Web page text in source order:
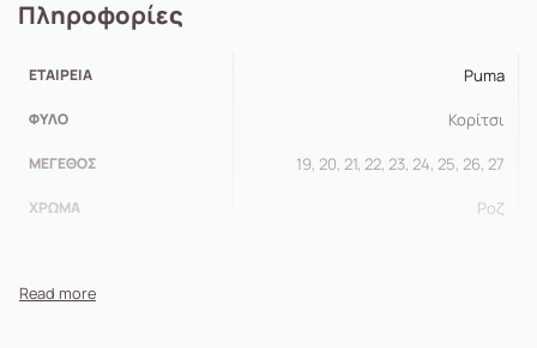
Πληροφορίες
ΕΤΑΙΡΕΊΑ Puma
ΦΎΛΟ Κορίτσι
ΜΈΓΕΘΟΣ 19, 20, 21, 22, 23, 24, 25, 26, 27
ΧΡΏΜΑ Ροζ